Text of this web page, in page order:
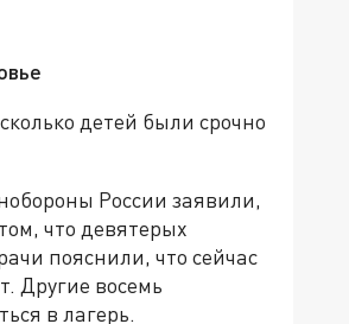
детей были срочно
России заявили,
что девятерых
пояснили, что сейчас
Другие восемь
в лагерь.